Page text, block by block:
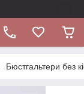
Бюстгальтери без